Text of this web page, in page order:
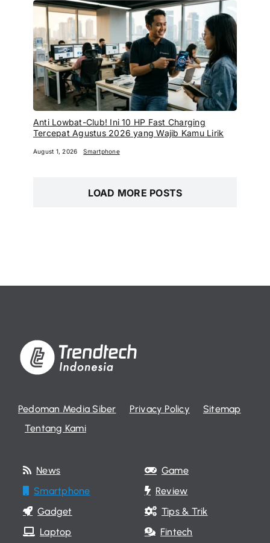
Anti Lowbat-Club! Ini 10 HP Fast Charging
Tercepat Agustus 2026 yang Wajib Kamu Lirik
August 1, 2026 Smartphone
LOAD MORE POSTS
Pedoman Media Siber Privacy Policy
Sitemap
Tentang Kami
News
Smartphone
Gadget
Laptop
Game
Review
Tips & Trik
Fintech